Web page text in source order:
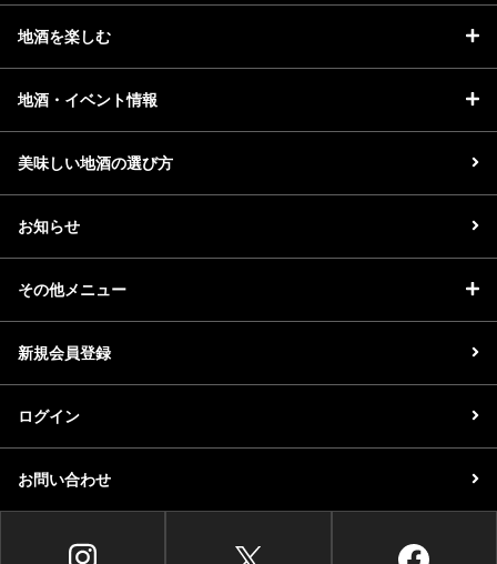
地酒を楽しむ
地酒・イベント情報
美味しい地酒の選び方
お知らせ
その他メニュー
新規会員登録
ログイン
お問い合わせ